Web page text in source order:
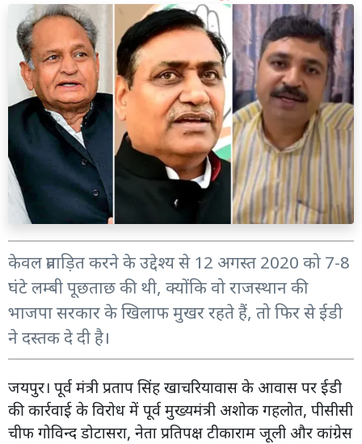
केवल प्रताड़ित करने के उद्देश्य से 12 अगस्त 2020 को 7-8
घंटे लम्बी पूछताछ की थी, क्योंकि वो राजस्थान की
भाजपा सरकार के खिलाफ मुखर रहते हैं, तो फिर से ईडी
ने दस्तक दे दी है।
जयपुर। पूर्व मंत्री प्रताप सिंह खाचरियावास के आवास पर ईडी
की कार्रवाई के विरोध में पूर्व मुख्यमंत्री अशोक गहलोत, पीसीसी
चीफ गोविन्द डोटासरा, नेता प्रतिपक्ष टीकाराम जूली और कांग्रेस